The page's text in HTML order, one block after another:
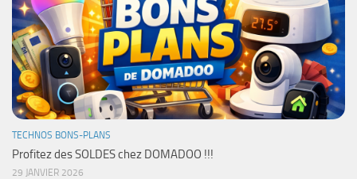
TECHNOS BONS-PLANS
Profitez des SOLDES chez DOMADOO !!!
29 JANVIER 2026